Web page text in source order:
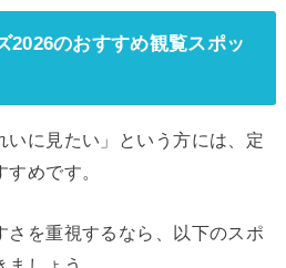
2026のおすすめ観覧スポッ
いに見たい」という方には、定
めです。
さを重視するなら、以下のスポ